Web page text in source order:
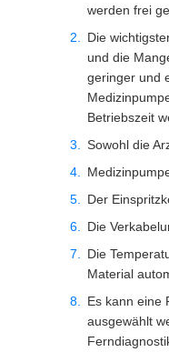
werden frei
Die
und die
geringer und
Betriebszeit
Sowohl die
Der
Die
Die
Material
Es kann eine
ausgewählt